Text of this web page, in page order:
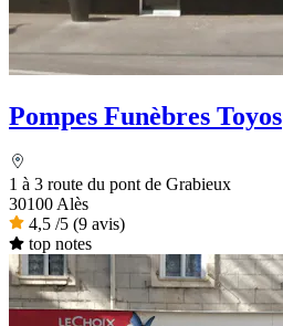
Pompes Funèbres Toyos
1 à 3 route du pont de Grabieux
30100 Alès
4,5 /5 (9 avis)
top notes